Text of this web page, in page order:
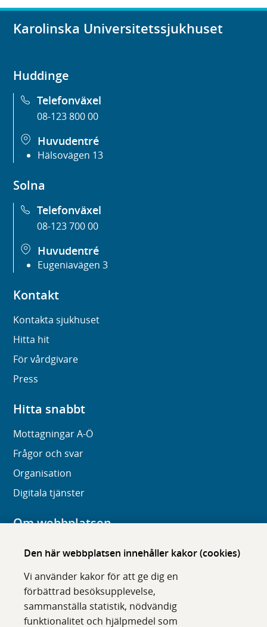
Den här webbplatsen innehåller kakor (cookies)
Vi använder kakor för att ge dig en
förbättrad besöksupplevelse,
sammanställa statistik, nödvändig
funktionalitet och hjälpmedel som
Karolinska Universitetssjukhuset
Huddinge
Telefonväxel
08-123 800 00
Huvudentré
Hälsovägen 13
Solna
Telefonväxel
08-123 700 00
Huvudentré
Eugeniavägen 3
Kontakt
Kontakta sjukhuset
Hitta hit
För vårdgivare
Press
Hitta snabbt
Mottagningar A-Ö
Frågor och svar
Organisation
Digitala tjänster
Om webbplatsen
Om karolinska.se
Tillgänglighet
Om cookies